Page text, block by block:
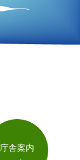
庁舎案内